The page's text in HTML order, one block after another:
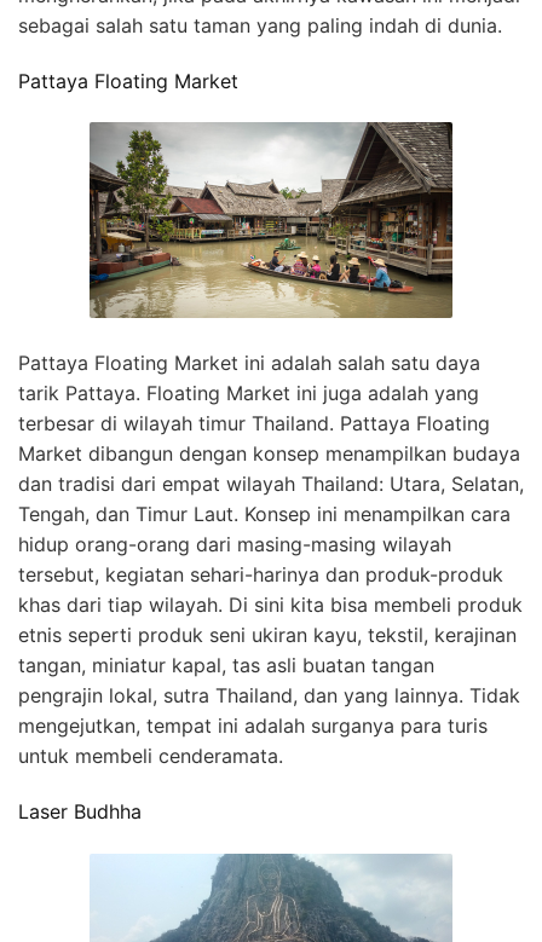
sebagai salah satu taman yang paling indah di dunia.
Pattaya Floating Market
Pattaya Floating Market ini adalah salah satu daya
tarik Pattaya. Floating Market ini juga adalah yang
terbesar di wilayah timur Thailand. Pattaya Floating
Market dibangun dengan konsep menampilkan budaya
dan tradisi dari empat wilayah Thailand: Utara, Selatan,
Tengah, dan Timur Laut. Konsep ini menampilkan cara
hidup orang-orang dari masing-masing wilayah
tersebut, kegiatan sehari-harinya dan produk-produk
khas dari tiap wilayah. Di sini kita bisa membeli produk
etnis seperti produk seni ukiran kayu, tekstil, kerajinan
tangan, miniatur kapal, tas asli buatan tangan
pengrajin lokal, sutra Thailand, dan yang lainnya. Tidak
mengejutkan, tempat ini adalah surganya para turis
untuk membeli cenderamata.
Laser Budhha